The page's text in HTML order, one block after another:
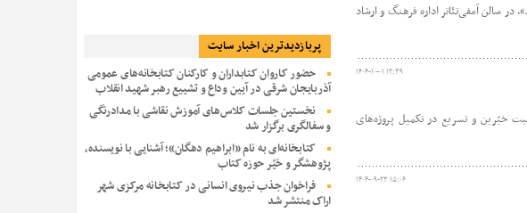
در سالن آمفی‌تئاتر اداره فرهنگ و ارشاد
۱۴۰۴-۱۰-۰۱ ۱۲:۳۹
خیّرین و تسریع در تکمیل پروژه‌های
۱۴۰۴-۰۹-۲۳ ۱۵:۰۶
پربازديدترين اخبار سایت
حضور کاروان کتابداران و کارکنان کتابخانه‌های عمومی
آذربایجان شرقی در آیین وداع و تشییع رهبر شهید انقلاب
نخستین جلسات کلاس‌های آموزش نقاشی با مدادرنگی
و سفالگری برگزار شد
کتابخانه‌ای به نام «ابراهیم دهگان»؛ آشنایی با نویسنده،
پژوهشگر و خیّر حوزه کتاب
فراخوان جذب نیروی انسانی در کتابخانه مرکزی شهر
اراک منتشر شد